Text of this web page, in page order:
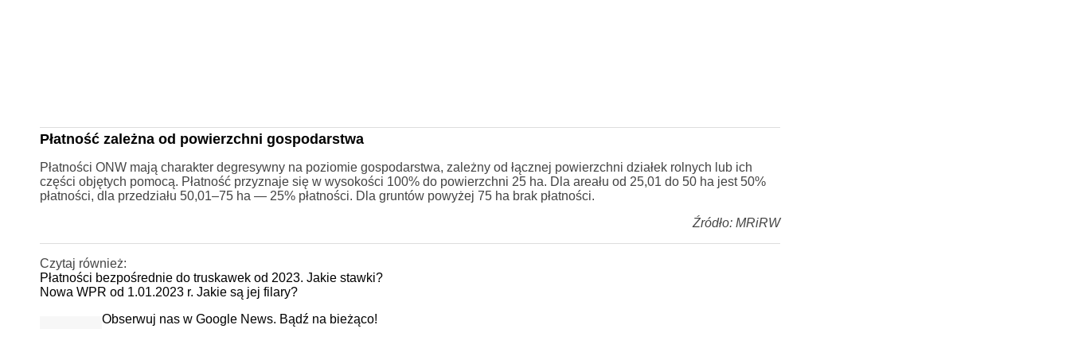
Płatność zależna od powierzchni gospodarstwa
Płatności ONW mają charakter degresywny na poziomie gospodarstwa, zależny od łącznej powierzchni działek rolnych lub ich
części objętych pomocą. Płatność przyznaje się w wysokości 100% do powierzchni 25 ha. Dla areału od 25,01 do 50 ha jest 50%
płatności, dla przedziału 50,01–75 ha — 25% płatności. Dla gruntów powyżej 75 ha brak płatności.
Źródło: MRiRW
Czytaj również:
Płatności bezpośrednie do truskawek od 2023. Jakie stawki?
Nowa WPR od 1.01.2023 r. Jakie są jej filary?
Obserwuj nas w Google News. Bądź na bieżąco!